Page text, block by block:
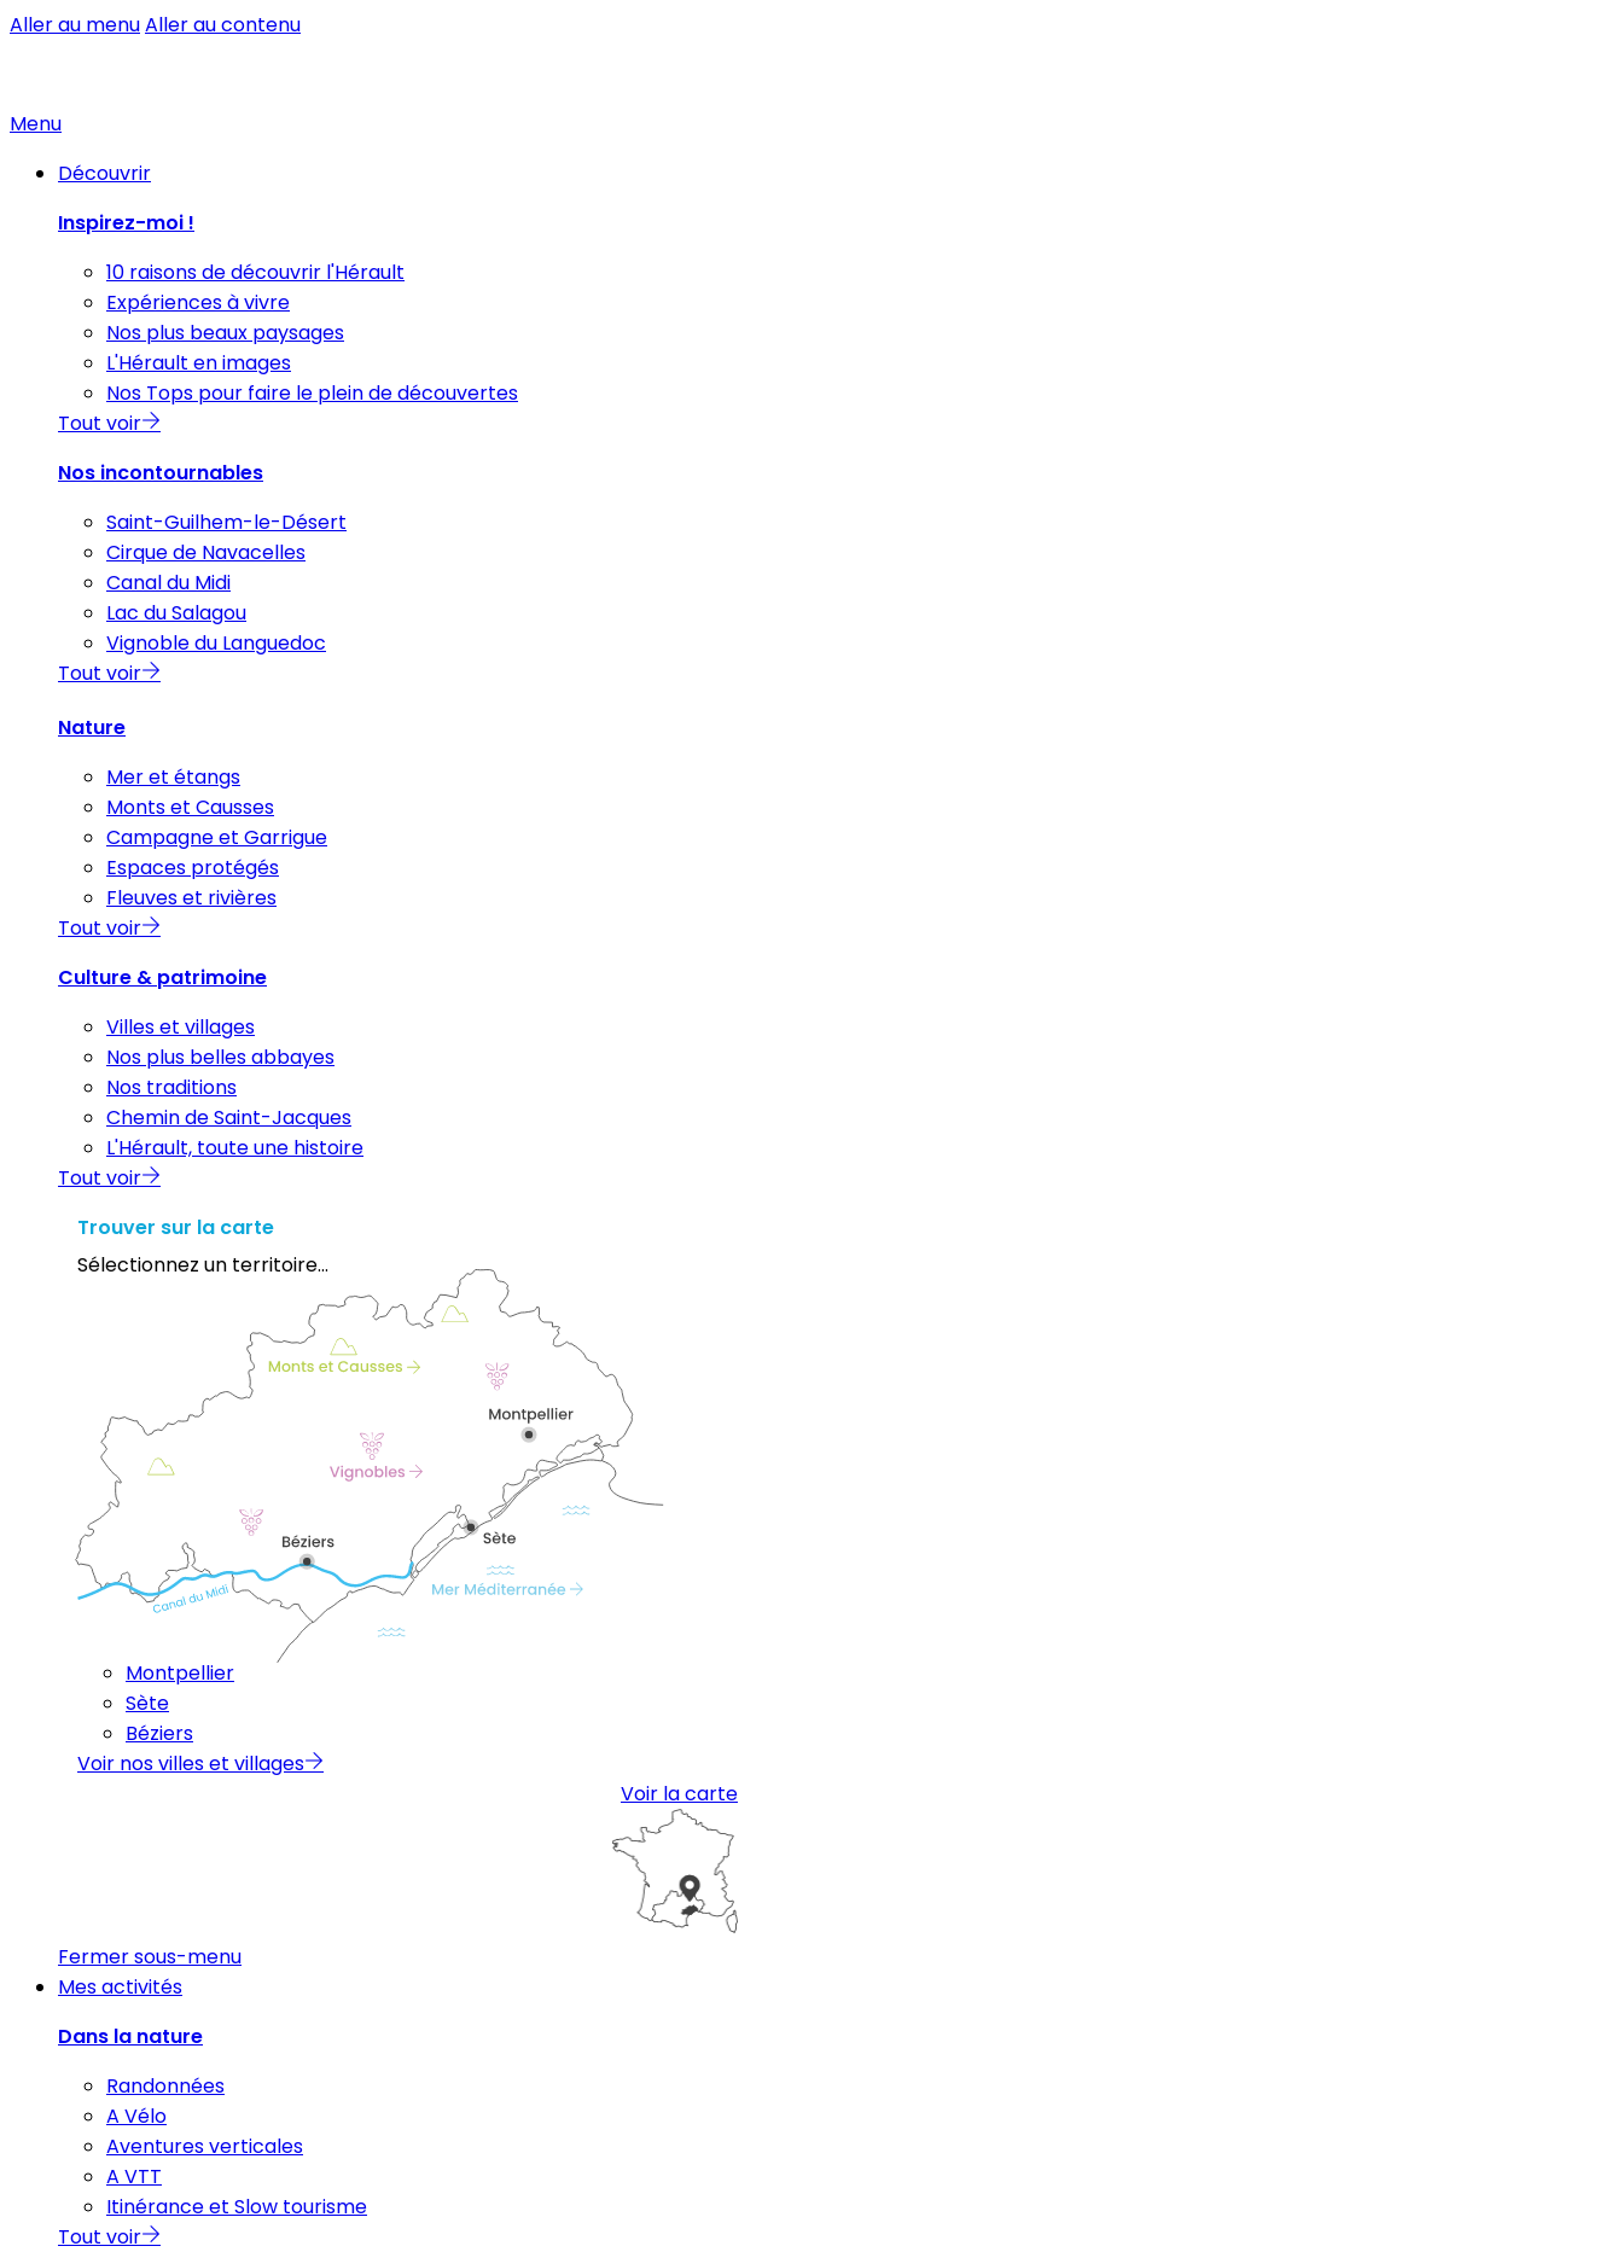
Aller au menuAller au contenu
Menu
Découvrir
Inspirez-moi !
10 raisons de découvrir l'Hérault
Expériences à vivre
Nos plus beaux paysages
L'Hérault en images
Nos Tops pour faire le plein de découvertes
Tout voir
Nos incontournables
Saint-Guilhem-le-Désert
Cirque de Navacelles
Canal du Midi
Lac du Salagou
Vignoble du Languedoc
Tout voir
Nature
Mer et étangs
Monts et Causses
Campagne et Garrigue
Espaces protégés
Fleuves et rivières
Tout voir
Culture & patrimoine
Villes et villages
Nos plus belles abbayes
Nos traditions
Chemin de Saint-Jacques
L'Hérault, toute une histoire
Tout voir
Trouver sur la carte
Sélectionnez un territoire...
Montpellier
Sète
Béziers
Voir nos villes et villages
Voir la carte
Fermer sous-menu
Mes activités
Dans la nature
Randonnées
A Vélo
Aventures verticales
A VTT
Itinérance et Slow tourisme
Tout voir